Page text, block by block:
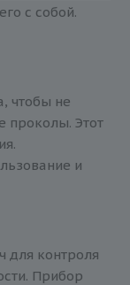
с собой.
чтобы не
проколы. Этот
и
для контроля
Прибор